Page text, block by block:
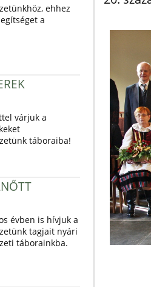
ehhez
a
várjuk a
táboraiba!
évben is hívjuk a
tagjait nyári
táborainkba.